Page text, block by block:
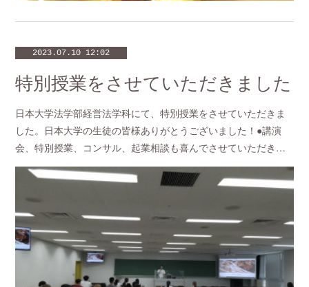
2023.07.10 12:02
特別授業をさせていただきました
日本大学法学部経営法学科にて、特別授業をさせていただきま
した。日本大学の生徒の皆様ありがとうございました！●講演
会、特別授業、コンサル、起業相談も喜んでさせていただき…